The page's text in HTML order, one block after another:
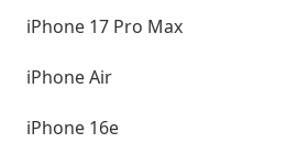
iPhone 17 Pro Max
iPhone Air
iPhone 16e